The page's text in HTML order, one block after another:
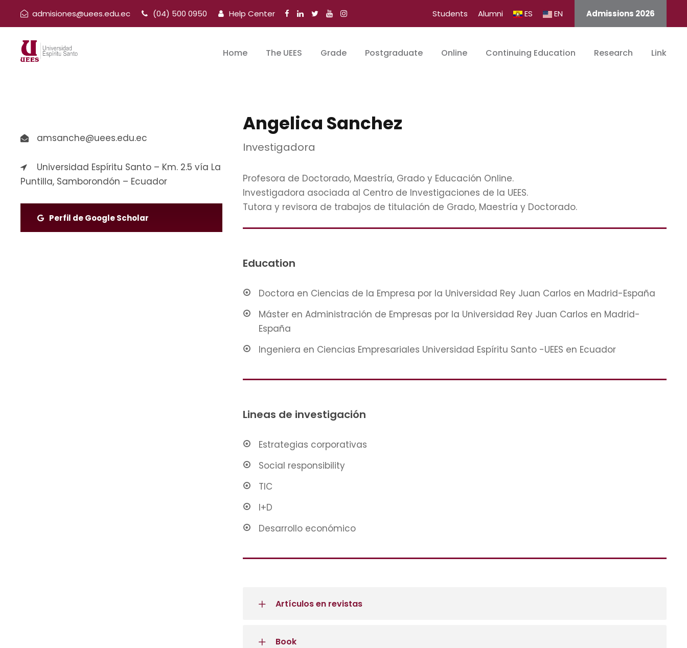
admisiones@uees.edu.ec (04) 500 0950 Help Center Students Alumni ES EN Admissions 2026
Home The UEES Grade Postgraduate Online Continuing Education Research Link
amsanche@uees.edu.ec
Universidad Espíritu Santo – Km. 2.5 vía La
Puntilla, Samborondón – Ecuador
Perfil de Google Scholar
Angelica Sanchez
Investigadora
Profesora de Doctorado, Maestría, Grado y Educación Online.
Investigadora asociada al Centro de Investigaciones de la UEES.
Tutora y revisora de trabajos de titulación de Grado, Maestría y Doctorado.
Education
Doctora en Ciencias de la Empresa por la Universidad Rey Juan Carlos en Madrid-España
Máster en Administración de Empresas por la Universidad Rey Juan Carlos en Madrid-
España
Ingeniera en Ciencias Empresariales Universidad Espíritu Santo -UEES en Ecuador
Lineas de investigación
Estrategias corporativas
Social responsibility
TIC
I+D
Desarrollo económico
Artículos en revistas
Book